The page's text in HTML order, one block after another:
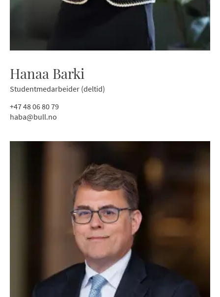
Hanaa Barki
Studentmedarbeider (deltid)
+47 48 06 80 79
haba@bull.no